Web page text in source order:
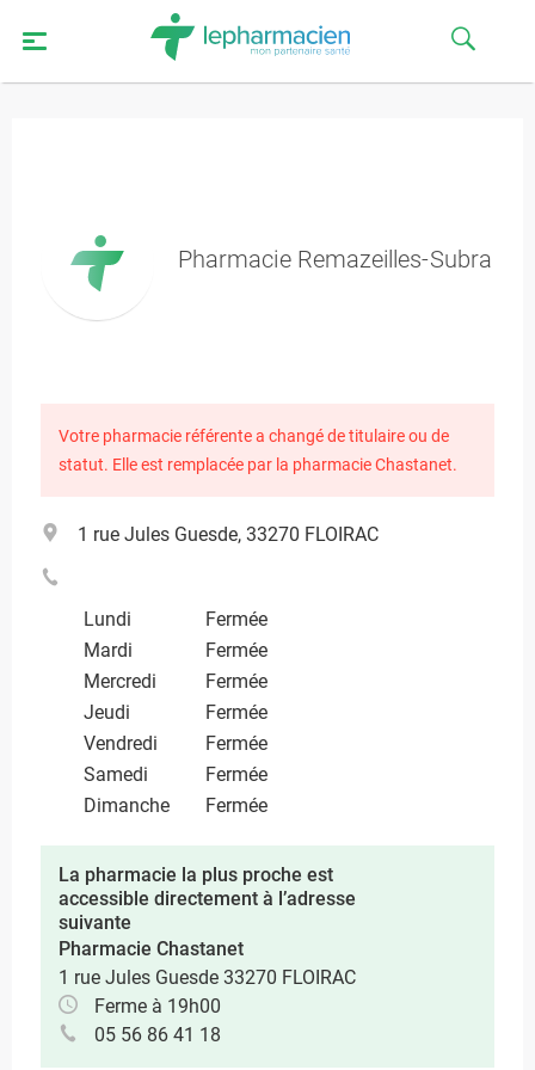
Pharmacie Remazeilles-Subra
Votre pharmacie référente a changé de titulaire ou de
statut. Elle est remplacée par la pharmacie Chastanet.
1 rue Jules Guesde, 33270 FLOIRAC
Lundi
Fermée
Mardi
Fermée
Mercredi
Fermée
Jeudi
Fermée
Vendredi
Fermée
Samedi
Fermée
Dimanche
Fermée
La pharmacie la plus proche est
accessible directement à l’adresse
suivante
Pharmacie Chastanet
1 rue Jules Guesde 33270 FLOIRAC
Ferme à 19h00
05 56 86 41 18